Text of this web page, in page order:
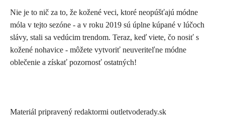
Nie je to nič za to, že kožené veci, ktoré neopúšťajú módne
móla v tejto sezóne - a v roku 2019 sú úplne kúpané v lúčoch
slávy, stali sa vedúcim trendom. Teraz, keď viete, čo nosiť s
kožené nohavice - môžete vytvoriť neuveriteľne módne
oblečenie a získať pozornosť ostatných!
Materiál pripravený redaktormi outletvoderady.sk